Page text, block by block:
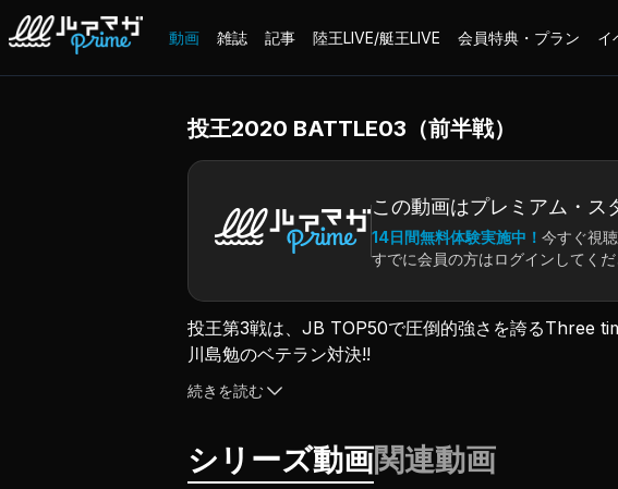
動画 雑誌 記事 陸王LIVE/艇王LIVE 会員特典・プラン イ
投王2020 BATTLE03（前半戦）
この動画はプレミアム・ ス
14日間無料体験実施中！ 今すぐ視聴
すでに会員の方はログインしてくだ
投王第3戦は、JB TOP50で圧倒的強さを誇るThree
川島勉のベテラン対決!!
試合で緊張した事が無い、と高らかに語る小森と、ま
お互いジェントルながらバチバチの激闘の行方は!?
続きを読む
シリーズ動画関連動画